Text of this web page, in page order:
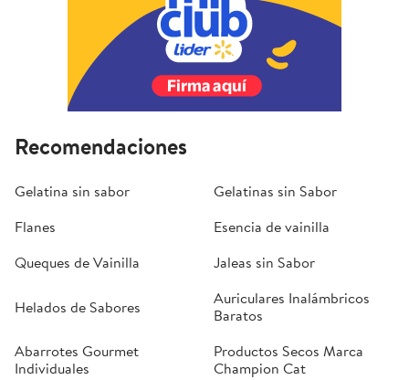
Recomendaciones
Gelatina sin sabor
Gelatinas sin Sabor
Flanes
Esencia de vainilla
Queques de Vainilla
Jaleas sin Sabor
Helados de Sabores
Auriculares Inalámbricos
Baratos
Abarrotes Gourmet
Individuales
Productos Secos Marca
Champion Cat